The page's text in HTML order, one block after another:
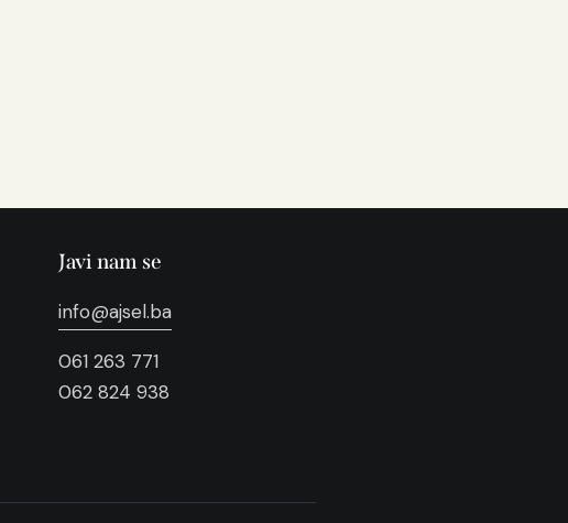
Javi nam se
info@ajsel.ba
061 263 771
062 824 938